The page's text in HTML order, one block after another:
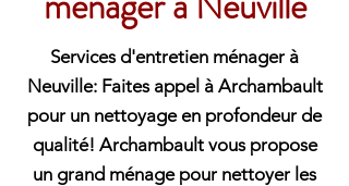
Services d'entretien ménager à
Neuville: Faites appel à Archambault
pour un nettoyage en profondeur de
qualité! Archambault vous propose
un grand ménage pour nettoyer les